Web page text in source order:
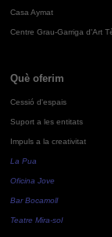
Casa Aymat
Centre Grau-Garriga d'Art
Què oferim
Cessió d'espais
Suport a les entitats
Impuls a la creativitat
La Pua
Oficina Jove
Bar Bocamoll
Teatre Mira-sol